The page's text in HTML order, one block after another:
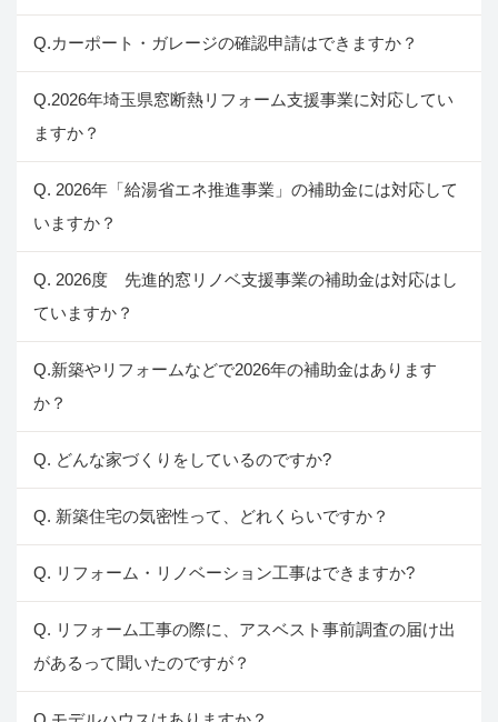
Q.カーポート・ガレージの確認申請はできますか？
Q.2026年埼玉県窓断熱リフォーム支援事業に対応してい
ますか？
Q. 2026年「給湯省エネ推進事業」の補助金には対応して
いますか？
Q. 2026度 先進的窓リノベ支援事業の補助金は対応はし
ていますか？
Q.新築やリフォームなどで2026年の補助金はあります
か？
Q. どんな家づくりをしているのですか?
Q. 新築住宅の気密性って、どれくらいですか？
Q. リフォーム・リノベーション工事はできますか?
Q. リフォーム工事の際に、アスベスト事前調査の届け出
があるって聞いたのですが？